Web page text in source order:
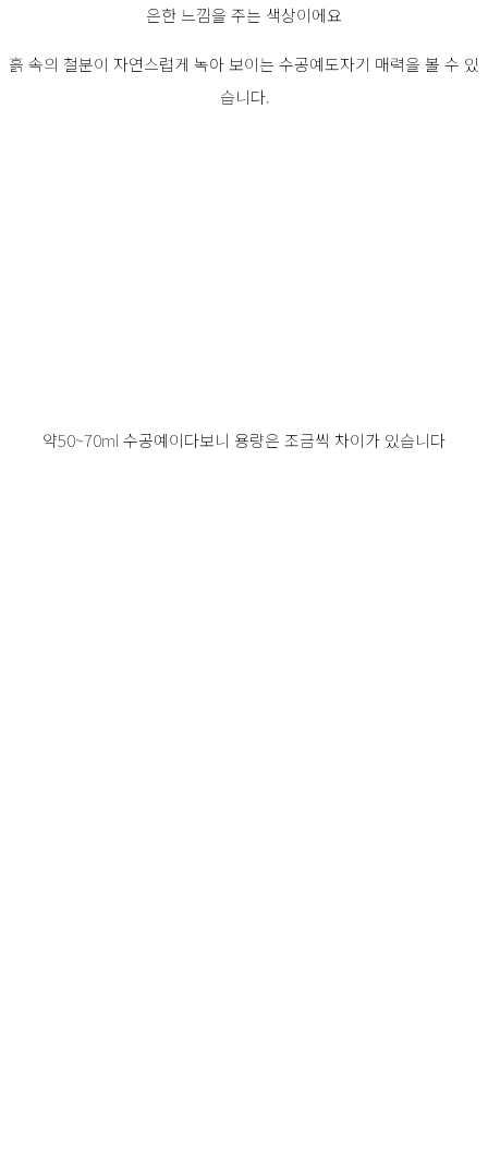
은한 느낌을 주는 색상이에요
흙 속의 철분이 자연스럽게 녹아 보이는 수공예도자기 매력을 볼 수 있
습니다.
약50~70ml 수공예이다보니 용량은 조금씩 차이가 있습니다